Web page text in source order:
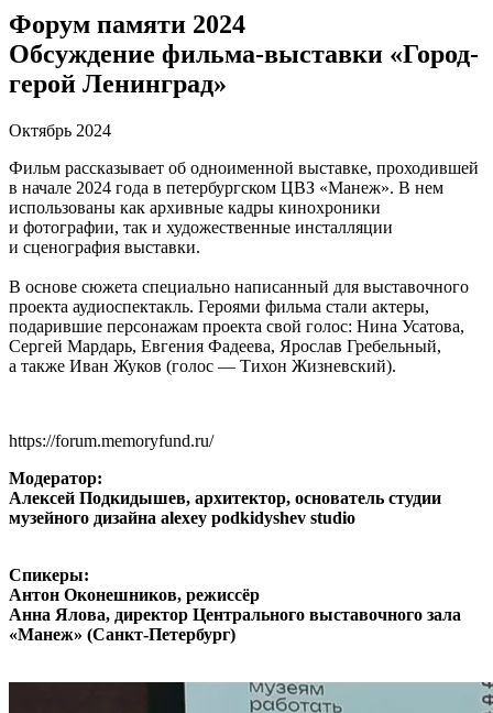
Форум памяти 2024
Обсуждение фильма-выставки «Город-
герой Ленинград»
Октябрь 2024
Фильм рассказывает об одноименной выставке, проходившей
в начале 2024 года в петербургском ЦВЗ «Манеж». В нем
использованы как архивные кадры кинохроники
и фотографии, так и художественные инсталляции
и сценография выставки.
В основе сюжета специально написанный для выставочного
проекта аудиоспектакль. Героями фильма стали актеры,
подарившие персонажам проекта свой голос: Нина Усатова,
Сергей Мардарь, Евгения Фадеева, Ярослав Гребельный,
а также Иван Жуков (голос — Тихон Жизневский).
https://forum.memoryfund.ru/
Модератор:
Алексей Подкидышев, архитектор, основатель студии
музейного дизайна alexey podkidyshev studio
Спикеры:
Антон Оконешников, режиссёр
Анна Ялова, директор Центрального выставочного зала
«Манеж» (Санкт-Петербург)